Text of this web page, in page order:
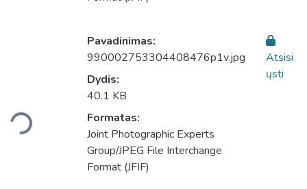
Pavadinimas:
990002753304408476p1v.jpg
Dydis:
40.1 KB
Formatas:
Joint Photographic Experts
Group/JPEG File Interchange
Format (JFIF)
Atsisi
ųsti